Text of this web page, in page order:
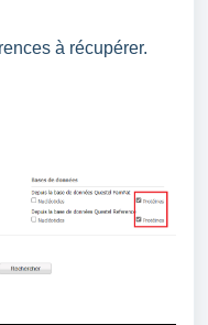
à récupérer.